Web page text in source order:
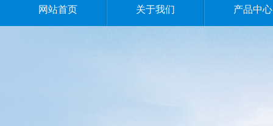
网站首页 关于我们 产品中心